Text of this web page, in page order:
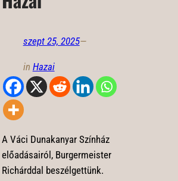
szept 25, 2025—
in Hazai
A Váci Dunakanyar Színház
előadásairól, Burgermeister
Richárddal beszélgettünk.